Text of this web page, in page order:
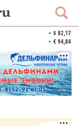
$ 82,17
€ 94,84